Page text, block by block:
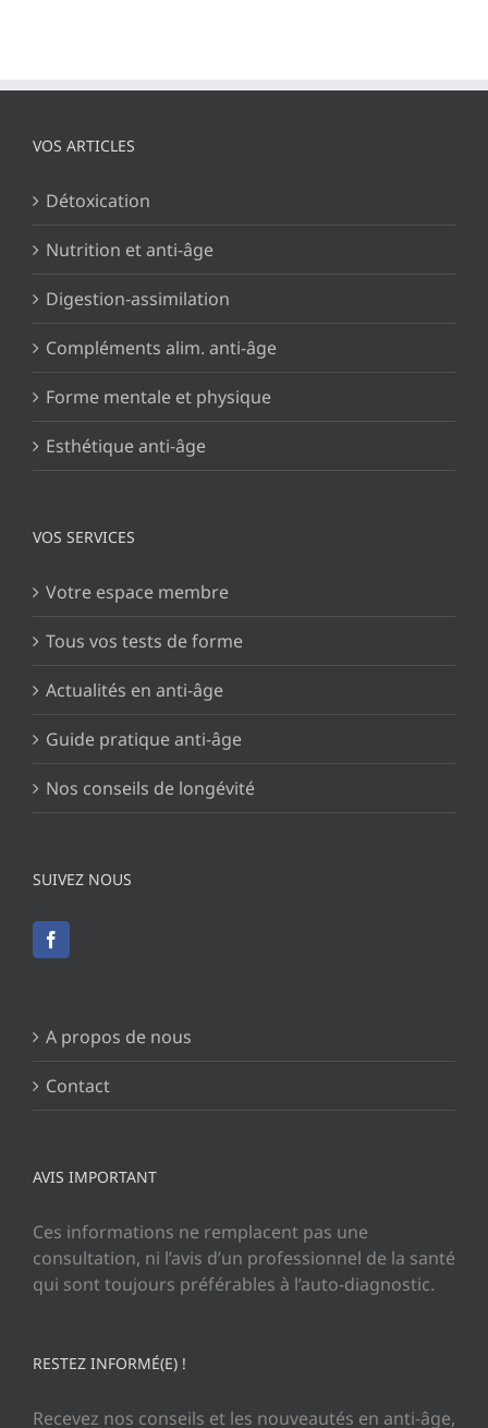
VOS ARTICLES
Détoxication
Nutrition et anti-âge
Digestion-assimilation
Compléments alim. anti-âge
Forme mentale et physique
Esthétique anti-âge
VOS SERVICES
Votre espace membre
Tous vos tests de forme
Actualités en anti-âge
Guide pratique anti-âge
Nos conseils de longévité
SUIVEZ NOUS
A propos de nous
Contact
AVIS IMPORTANT
Ces informations ne remplacent pas une
consultation, ni l’avis d’un professionnel de la santé
qui sont toujours préférables à l’auto-diagnostic.
RESTEZ INFORMÉ(E) !
Recevez nos conseils et les nouveautés en anti-âge,